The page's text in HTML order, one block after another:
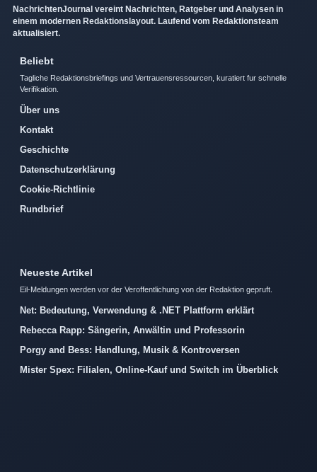
NachrichtenJournal vereint Nachrichten, Ratgeber und Analysen in
einem modernen Redaktionslayout. Laufend vom Redaktionsteam
aktualisiert.
Beliebt
Tagliche Redaktionsbriefings und Vertrauensressourcen, kuratiert fur schnelle
Verifikation.
Über uns
Kontakt
Geschichte
Datenschutzerklärung
Cookie-Richtlinie
Rundbrief
Neueste Artikel
Eil-Meldungen werden vor der Veroffentlichung von der Redaktion gepruft.
Net: Bedeutung, Verwendung & .NET Plattform erklärt
Rebecca Rapp: Sängerin, Anwältin und Professorin
Porgy and Bess: Handlung, Musik & Kontroversen
Mister Spex: Filialen, Online-Kauf und Switch im Überblick